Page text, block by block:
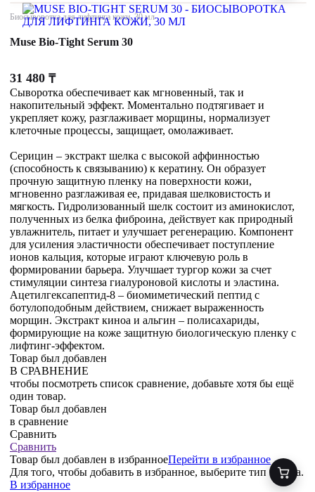
Биосыворотка для лифтинга кожи, 30 мл
Muse Bio-Tight Serum 30
31 480 ₸
Сыворотка обеспечивает как мгновенный, так и
накопительный эффект. Моментально подтягивает и
укрепляет кожу, разглаживает морщины, нормализует
клеточные процессы, защищает, омолаживает.
Серицин – экстракт шелка с высокой аффинностью
(способность к связыванию) к кератину. Он образует
прочную защитную пленку на поверхности кожи,
мгновенно разглаживая ее, придавая шелковистость и
мягкость. Гидролизованный шелк состоит из аминокислот,
полученных из белка фиброина, действует как природный
увлажнитель, питает и улучшает регенерацию. Компонент
для усиления эластичности обеспечивает поступление
ионов кальция, которые играют ключевую роль в
формировании барьера. Улучшает тургор кожи за счет
стимуляции синтеза гиалуроновой кислоты и эластина.
Ацетилгексапептид-8 – биомиметический пептид с
ботулоподобным действием, снижает выраженность
морщин. Экстракт киноа и альгин – полисахариды,
формирующие на коже защитную биологическую пленку с
лифтинг-эффектом.
Товар был добавлен
В СРАВНЕНИЕ
чтобы посмотреть список сравнение, добавьте хотя бы ещё
один товар.
Товар был добавлен
в сравнение
Сравнить
Сравнить
Товар был добавлен в избранноеПерейти в избранное
Для того, чтобы добавить в избранное, выберите тип товара.
В избранное